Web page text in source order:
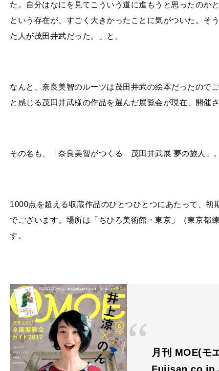
た。自分はなにを見てこういう道に進もうと思ったのか
という存在が、すごく大きかったことに気がついた。そ
た人が茂田井武だった。」と。
なんと、奈良美智のルーツは茂田井武の絵本だったので
と感じる茂田井武様の作品を選んだ展覧会が現在、開催
その名も、「奈良美智がつくる 茂田井武展 夢の旅人」
1000点を超える収蔵作品のひとつひとつにあたって、
でございます。場所は「ちひろ美術館・東京」（東京都
す。
月刊 MOE(モ